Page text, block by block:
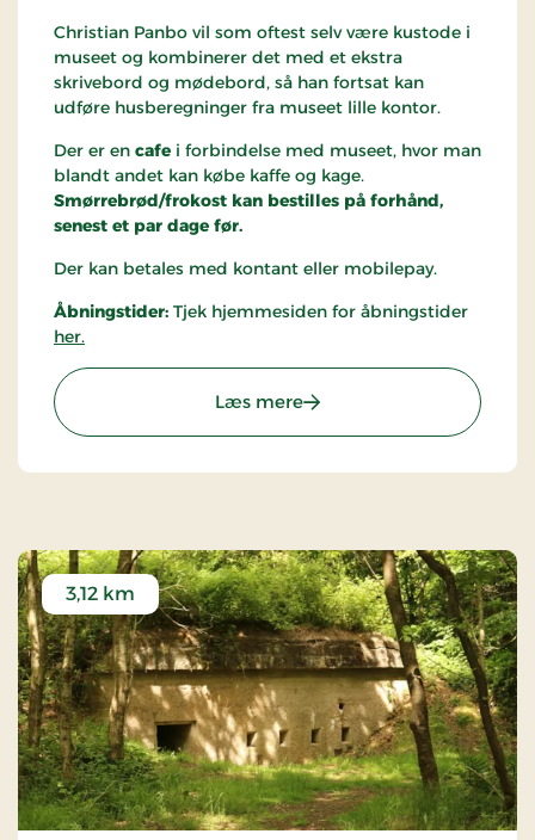
Christian Panbo vil som oftest selv være kustode i
museet og kombinerer det med et ekstra
skrivebord og mødebord, så han fortsat kan
udføre husberegninger fra museet lille kontor.
Der er en cafe i forbindelse med museet, hvor man
blandt andet kan købe kaffe og kage.
Smørrebrød/frokost kan bestilles på forhånd,
senest et par dage før.
Der kan betales med kontant eller mobilepay.
Åbningstider: Tjek hjemmesiden for åbningstider
her.
Læs mere: Kunst Museum Panbo
3,12 km